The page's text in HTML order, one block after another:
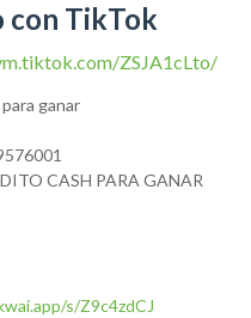
con TikTok
ZSJA1cLto/
ganar
CASH PARA GANAR
s/Z9c4zdCJ